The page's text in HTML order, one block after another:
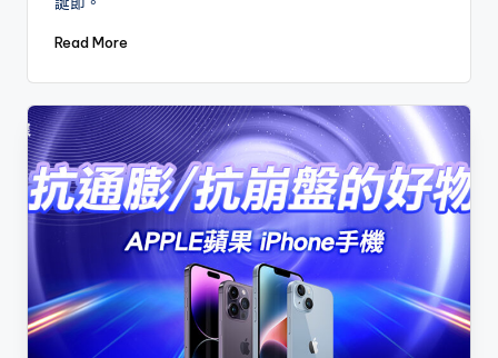
Read More